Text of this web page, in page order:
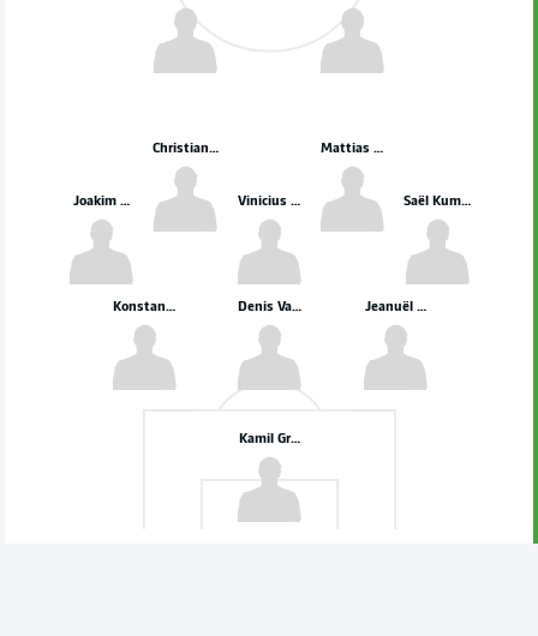
Kamil Grabara
Denis Vavro
Konstantinos Koulierakis Jeanuël Belocian
Joakim Mæhle Saël Kumbedi
Vinicius Souza
Christian Eriksen Mattias Svanberg